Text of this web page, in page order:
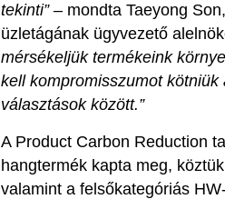
tekinti” – mondta Taeyong
üzletágának ügyvezető
mérsékeljük termékeink
kell kompromisszumot
választások között.”
A Product Carbon Reduction
hangtermék kapta meg,
valamint a felsőkategóriás